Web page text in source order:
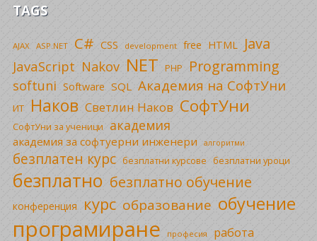
TAGS
AJAX ASP.NET C# CSS development free HTML Java
JavaScript Nakov NET PHP Programming
softuni Software SQL Академия на СофтУни
ИТ Наков Светлин Наков СофтУни
СофтУни за ученици академия
академия за софтуерни инженери алгоритми
безплатен курс безплатни курсове безплатни уроци
безплатно безплатно обучение
конференция курс образование обучение
програмиране професия работа